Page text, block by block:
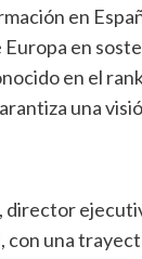
en
en
en el
una
, director
con una